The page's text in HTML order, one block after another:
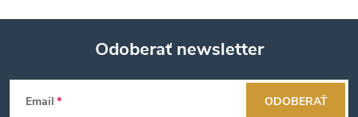
Z
Odoberať newsletter
Email ODOBERAŤ